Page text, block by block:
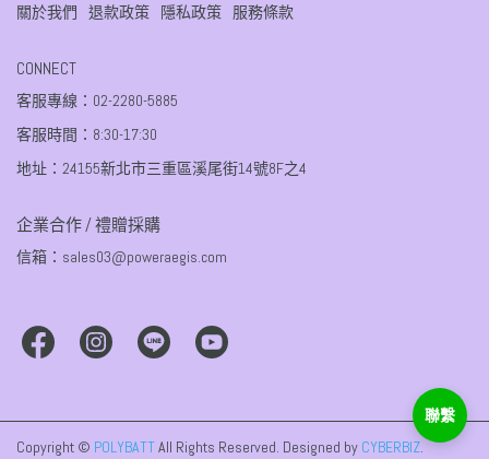
關於我們 退款政策 隱私政策 服務條款
CONNECT
客服專線：02-2280-5885
客服時間：8:30-17:30
地址：24155新北市三重區溪尾街14號8F之4
企業合作 / 禮贈採購
信箱：sales03@poweraegis.com
Copyright © POLYBATTAll Rights Reserved. Designed by CYBERBIZ.